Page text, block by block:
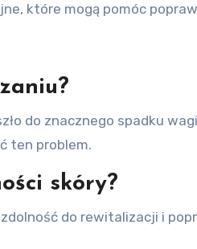
które mogą pomóc
do znacznego spadku
ten problem.
skóry?
do rewitalizacji i